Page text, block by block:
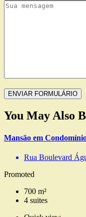
You May Also
Mansão em
Rua Boulevard
Promoted
700 m²
4 suites